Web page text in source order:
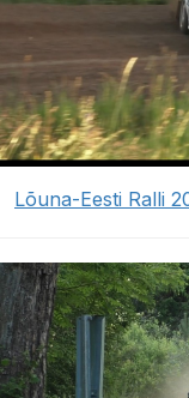
Lõuna-Eesti Ralli